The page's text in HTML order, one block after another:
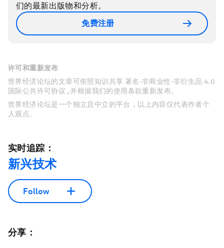
们的最新出版物和分析。
免费注册
许可和重新发布
世界经济论坛的文章可依照知识共享 署名-非商业性-非衍生品 4.0
国际公共许可协议 , 并根据我们的使用条款重新发布。
世界经济论坛是一个独立且中立的平台，以上内容仅代表作者个
人观点。
实时追踪：
新兴技术
Follow
分享：